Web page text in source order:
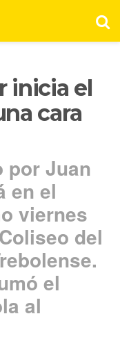
inicia el
cara
por Juan
en el
viernes
del
el
al